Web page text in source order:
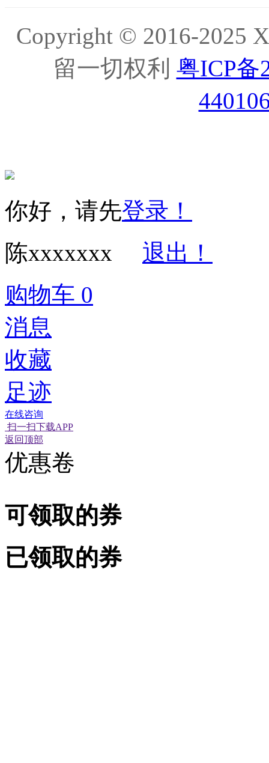
Copyright © 2016-2025
留一切权利 粤ICP备
你好，请先登录！
陈xxxxxxx
退出！
购物车 0
消息
收藏
足迹
在线咨询
扫一扫下载APP
返回顶部
优惠卷
可领取的券
已领取的券